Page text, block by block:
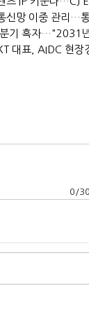
신망 이중 관리…
0 /